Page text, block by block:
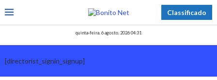
Classificado
quinta-feira, 6 agosto, 2026 04:31
[directorist_signin_signup]